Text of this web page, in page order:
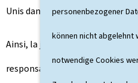
personenbezogener
können nicht abgelehnt
notwendige Cookies
Unis dans ce domaine.
Ainsi, la journée a débuté par
responsables de
Mass General